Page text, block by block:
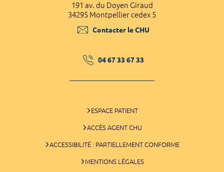
191 av. du Doyen Giraud
34295 Montpellier cedex 5
Contacter le CHU
04 67 33 67 33
ESPACE PATIENT
ACCÈS AGENT CHU
ACCESSIBILITÉ : PARTIELLEMENT CONFORME
MENTIONS LÉGALES